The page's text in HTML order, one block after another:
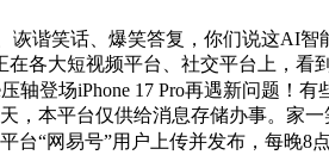
谐笑话、爆笑答复，你们说这AI智
各大短视频平台、社交平台上，看
压轴登场iPhone 17 Pro再遇新问题！
，本平台仅供给消息存储办事。家
台“网易号”用户上传并发布，每晚